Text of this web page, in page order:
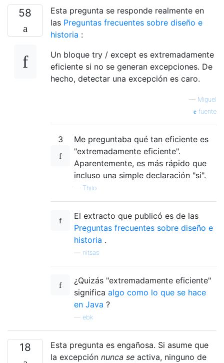
58
Esta pregunta se responde realmente en
las Preguntas frecuentes sobre diseño e
historia :
Un bloque try / except es extremadamente
eficiente si no se generan excepciones. De
hecho, detectar una excepción es caro.
— Miguel
fuente
3
Me preguntaba qué tan eficiente es
"extremadamente eficiente".
Aparentemente, es más rápido que
incluso una simple declaración "si".
— Thilo
El extracto que publicó es de las
Preguntas frecuentes sobre diseño e
historia .
nitsas
¿Quizás "extremadamente eficiente"
significa algo como lo que se hace
en Java ?
ebk
18
Esta pregunta es engañosa. Si asume que
la excepción nunca se activa, ninguno de